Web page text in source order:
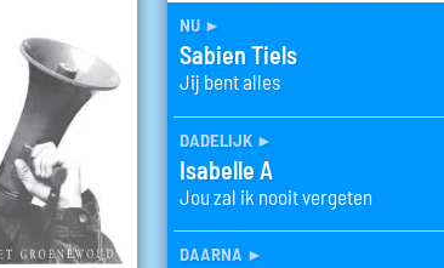
nu ►
Sabien Tiels
Jij bent alles
dadelijk ►
Isabelle A
Jou zal ik nooit vergeten
daarna ►